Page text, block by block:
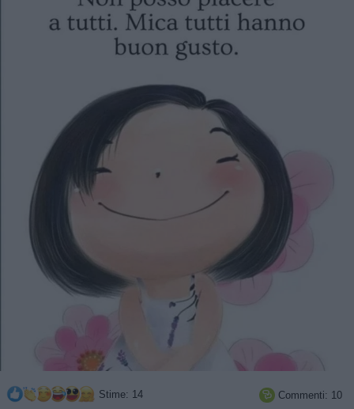
Stime: 14  Commenti: 10